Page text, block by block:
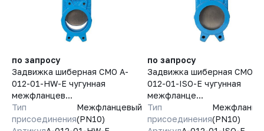
по запросу
Задвижка шиберная СМО A-
012-01-HW-E чугунная
межфланцев...
Тип
присоединения
Межфланцевый
(PN10)
по запросу
Задвижка шиберная СМО A-
012-01-ISO-E чугунная
межфланце...
Тип
присоединения(PN10)